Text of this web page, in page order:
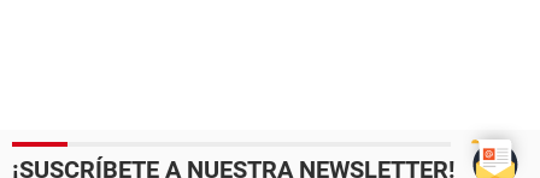
¡SUSCRÍBETE A NUESTRA NEWSLETTER!